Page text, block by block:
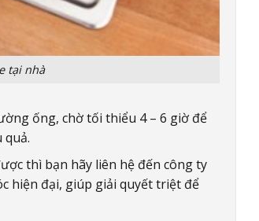
tại nhà
ống, chờ tối thiểu 4 – 6 giờ để
thì bạn hãy liên hệ đến công ty
hiện đại, giúp giải quyết triệt để